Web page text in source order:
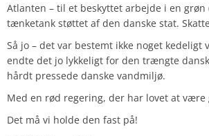
Atlanten – til et beskyttet arbejde i en grøn
tænketank støttet af den danske stat.
Så jo – det var bestemt ikke noget kedeligt
endte det jo lykkeligt for den trængte
hårdt pressede danske vandmiljø.
Med en rød regering, der har lovet at være
Det må vi holde den fast på!